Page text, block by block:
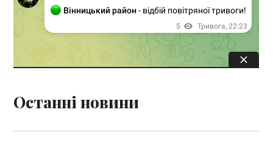
Останні новини